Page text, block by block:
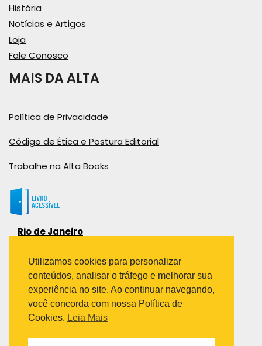
História
Notícias e Artigos
Loja
Fale Conosco
MAIS DA ALTA
Política de Privacidade
Código de Ética e Postura Editorial
Trabalhe na Alta Books
Rio de Janeiro
Bairro Industrial do Jacaré
Rio de Janeiro – RJ – CEP: 20970-031
Telefone:
(21) 3278-8069
(21) 3995-7512
Utilizamos cookies para personalizar
conteúdos, analisar o tráfego e melhorar sua
experiência no site. Ao continuar navegando,
você concorda com nossa Política de
Cookies. Leia Mais